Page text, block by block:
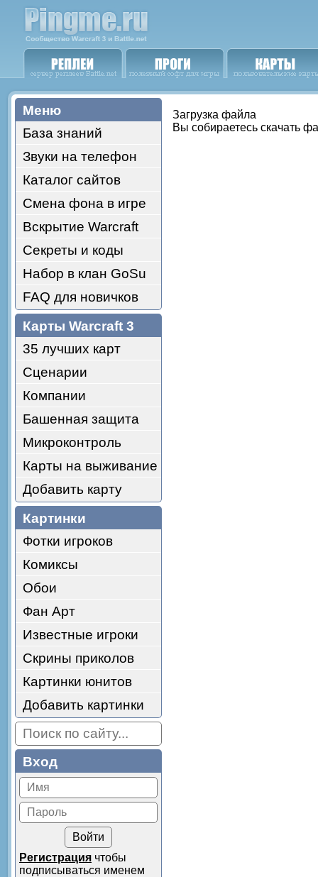
Меню
База знаний
Звуки на телефон
Каталог сайтов
Смена фона в игре
Вскрытие Warcraft
Секреты и коды
Набор в клан GoSu
FAQ для новичков
Карты Warcraft 3
35 лучших карт
Сценарии
Компании
Башенная защита
Микроконтроль
Карты на выживание
Добавить карту
Картинки
Фотки игроков
Комиксы
Обои
Фан Арт
Известные игроки
Скрины приколов
Картинки юнитов
Добавить картинки
Вход
Регистрация чтобы
подписываться именем
Загрузка файла
Вы собираетесь скачать